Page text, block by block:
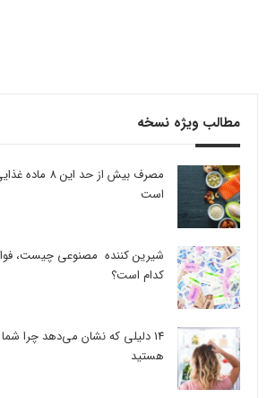
مطالب ویژه نسخه
مصرف بیش از حد
است
شیرین کننده مصنوعی چیست،
کدام است؟
14 دلیلی که نشان می‌دهد چرا
هستید